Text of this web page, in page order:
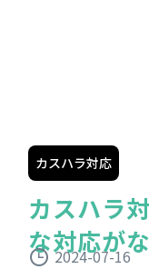
カスハラ対応
カスハラ
な対応が
2024-07-16